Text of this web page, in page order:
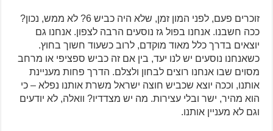
זוכרים פעם, לפני המון זמן, שלא היה כביש 6? לא ממש, נכון?
ככה חשבנו. אנחנו בפול גז נוסעים הרבה לצפון. אנחנו גם
יוצאים בדרך כלל מאוד מוקדם, לרוב כשעוד חשוך בחוץ.
כשאנחנו נוסעים יש לנו יעד, בין אם זה כביש ספציפי או מרחב
מסוים שבו אנחנו רוצים לבחון ולצלם. הדרך פחות מעניינת
אותנו, וככה יוצא שכביש חוצה ישראל משרת אותנו נפלא – כי
הוא מהיר, ישר ובלי עצירות. מה יש מצדדיו? וואלה, לא יודעים
וגם לא מעניין אותנו.